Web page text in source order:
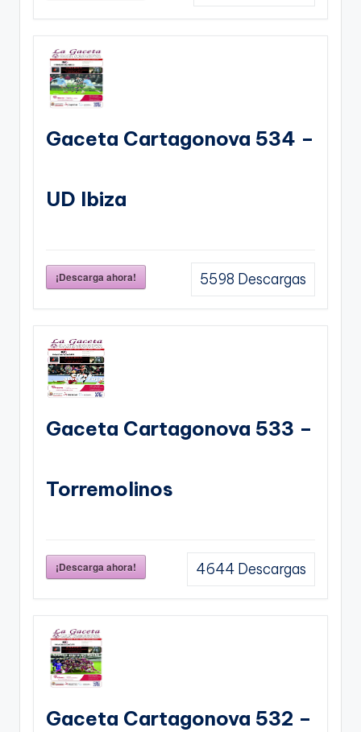
Gaceta Cartagonova 534 –
UD Ibiza
¡Descarga ahora! 5598 Descargas
Gaceta Cartagonova 533 –
Torremolinos
¡Descarga ahora! 4644 Descargas
Gaceta Cartagonova 532 –